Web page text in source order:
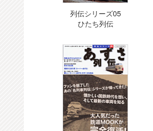
列伝シリーズ05
ひたち列伝